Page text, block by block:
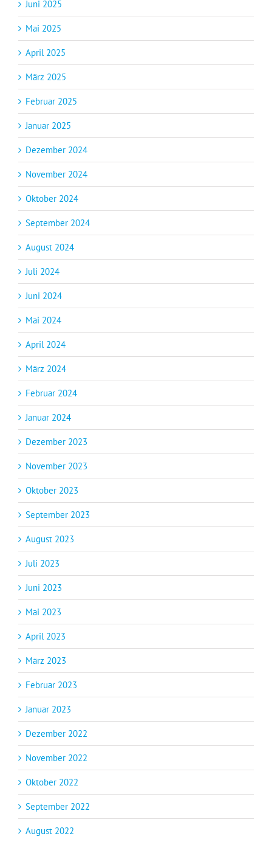
Juni 2025
Mai 2025
April 2025
März 2025
Februar 2025
Januar 2025
Dezember 2024
November 2024
Oktober 2024
September 2024
August 2024
Juli 2024
Juni 2024
Mai 2024
April 2024
März 2024
Februar 2024
Januar 2024
Dezember 2023
November 2023
Oktober 2023
September 2023
August 2023
Juli 2023
Juni 2023
Mai 2023
April 2023
März 2023
Februar 2023
Januar 2023
Dezember 2022
November 2022
Oktober 2022
September 2022
August 2022